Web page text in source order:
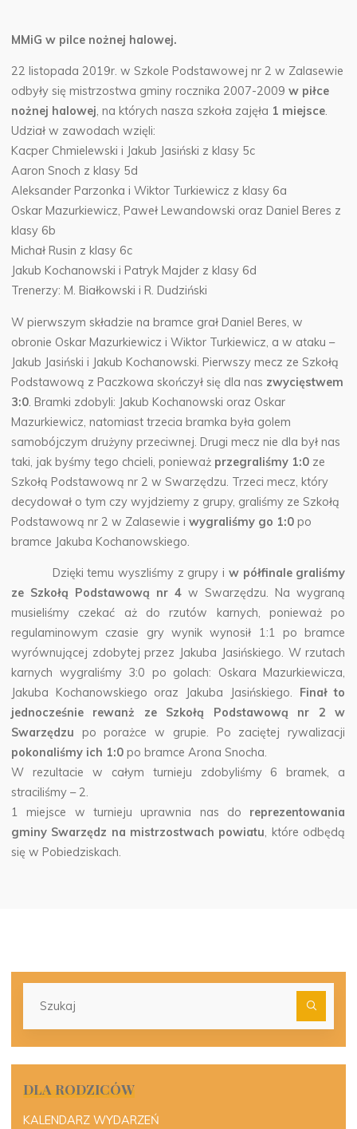
MMiG w pilce nożnej halowej.
22 listopada 2019r. w Szkole Podstawowej nr 2 w Zalasewie
odbyły się mistrzostwa gminy rocznika 2007-2009w piłce
nożnej halowej, na których nasza szkoła zajęła 1 miejsce.
Udział w zawodach wzięli:
Kacper Chmielewski i Jakub Jasiński z klasy 5c
Aaron Snoch z klasy 5d
Aleksander Parzonka i Wiktor Turkiewicz z klasy 6a
Oskar Mazurkiewicz, Paweł Lewandowski oraz Daniel Beres z
klasy 6b
Michał Rusin z klasy 6c
Jakub Kochanowski i Patryk Majder z klasy 6d
Trenerzy: M. Białkowski i R. Dudziński
W pierwszym składzie na bramce grał Daniel Beres, w
obronie Oskar Mazurkiewicz i Wiktor Turkiewicz, a w ataku –
Jakub Jasiński i Jakub Kochanowski. Pierwszy mecz ze Szkołą
Podstawową z Paczkowa skończył się dla nas zwycięstwem
3:0. Bramki zdobyli: Jakub Kochanowski oraz Oskar
Mazurkiewicz, natomiast trzecia bramka była golem
samobójczym drużyny przeciwnej. Drugi mecz nie dla był nas
taki, jak byśmy tego chcieli, ponieważ przegraliśmy 1:0 ze
Szkołą Podstawową nr 2 w Swarzędzu. Trzeci mecz, który
decydował o tym czy wyjdziemy z grupy, graliśmy ze Szkołą
Podstawową nr 2 w Zalasewie iwygraliśmy go 1:0 po
bramce Jakuba Kochanowskiego.
Dzięki temu wyszliśmy z grupy iw półfinale graliśmy
ze Szkołą Podstawową nr 4 w Swarzędzu. Na wygraną
musieliśmy czekać aż do rzutów karnych, ponieważ po
regulaminowym czasie gry wynik wynosił 1:1 po bramce
wyrównującej zdobytej przez Jakuba Jasińskiego. W rzutach
karnych wygraliśmy 3:0 po golach: Oskara Mazurkiewicza,
Jakuba Kochanowskiego oraz Jakuba Jasińskiego. Finał to
jednocześnie rewanż ze Szkołą Podstawową nr 2 w
Swarzędzu po porażce w grupie. Po zaciętej rywalizacji
pokonaliśmy ich 1:0 po bramce Arona Snocha.
W rezultacie w całym turnieju zdobyliśmy 6 bramek, a
straciliśmy – 2.
1 miejsce w turnieju uprawnia nas do reprezentowania
gminy Swarzędz na mistrzostwach powiatu, które odbędą
się w Pobiedziskach.
DLA RODZICÓW
KALENDARZ WYDARZEŃ